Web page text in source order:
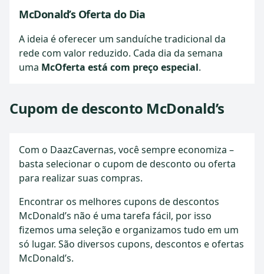
McDonald’s Oferta do Dia
A ideia é oferecer um sanduíche tradicional da
rede com valor reduzido. Cada dia da semana
uma McOferta está com preço especial.
Cupom de desconto McDonald’s
Com o DaazCavernas, você sempre economiza –
basta selecionar o cupom de desconto ou oferta
para realizar suas compras.
Encontrar os melhores cupons de descontos
McDonald’s não é uma tarefa fácil, por isso
fizemos uma seleção e organizamos tudo em um
só lugar. São diversos cupons, descontos e ofertas
McDonald’s.